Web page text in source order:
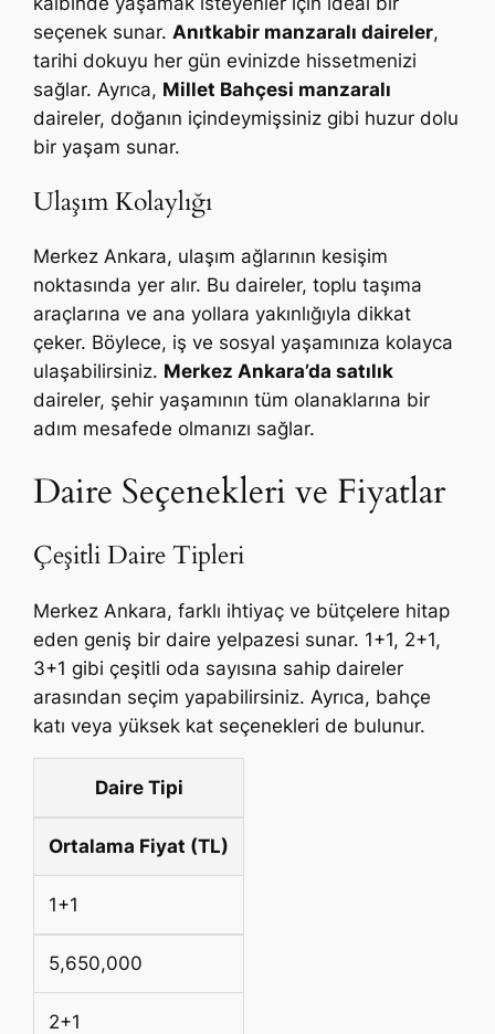
seçenek sunar. Anıtkabir manzaralı daireler,
tarihi dokuyu her gün evinizde hissetmenizi
sağlar. Ayrıca, Millet Bahçesi manzaralı
daireler, doğanın içindeymişsiniz gibi huzur dolu
bir yaşam sunar.
Ulaşım Kolaylığı
Merkez Ankara, ulaşım ağlarının kesişim
noktasında yer alır. Bu daireler, toplu taşıma
araçlarına ve ana yollara yakınlığıyla dikkat
çeker. Böylece, iş ve sosyal yaşamınıza kolayca
ulaşabilirsiniz. Merkez Ankara’da satılık
daireler, şehir yaşamının tüm olanaklarına bir
adım mesafede olmanızı sağlar.
Daire Seçenekleri ve Fiyatlar
Çeşitli Daire Tipleri
Merkez Ankara, farklı ihtiyaç ve bütçelere hitap
eden geniş bir daire yelpazesi sunar. 1+1, 2+1,
3+1 gibi çeşitli oda sayısına sahip daireler
arasından seçim yapabilirsiniz. Ayrıca, bahçe
katı veya yüksek kat seçenekleri de bulunur.
Daire Tipi
Ortalama Fiyat (TL)
1+1
5,650,000
2+1